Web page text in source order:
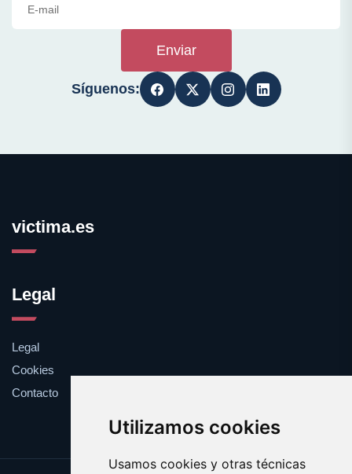
Utilizamos cookies
Usamos cookies y otras técnicas
Enviar
Síguenos:
victima.es
Legal
Legal
Cookies
Contacto